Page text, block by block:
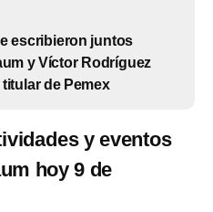
escribieron juntos
y Víctor Rodríguez
de Pemex
y eventos
hoy 9 de